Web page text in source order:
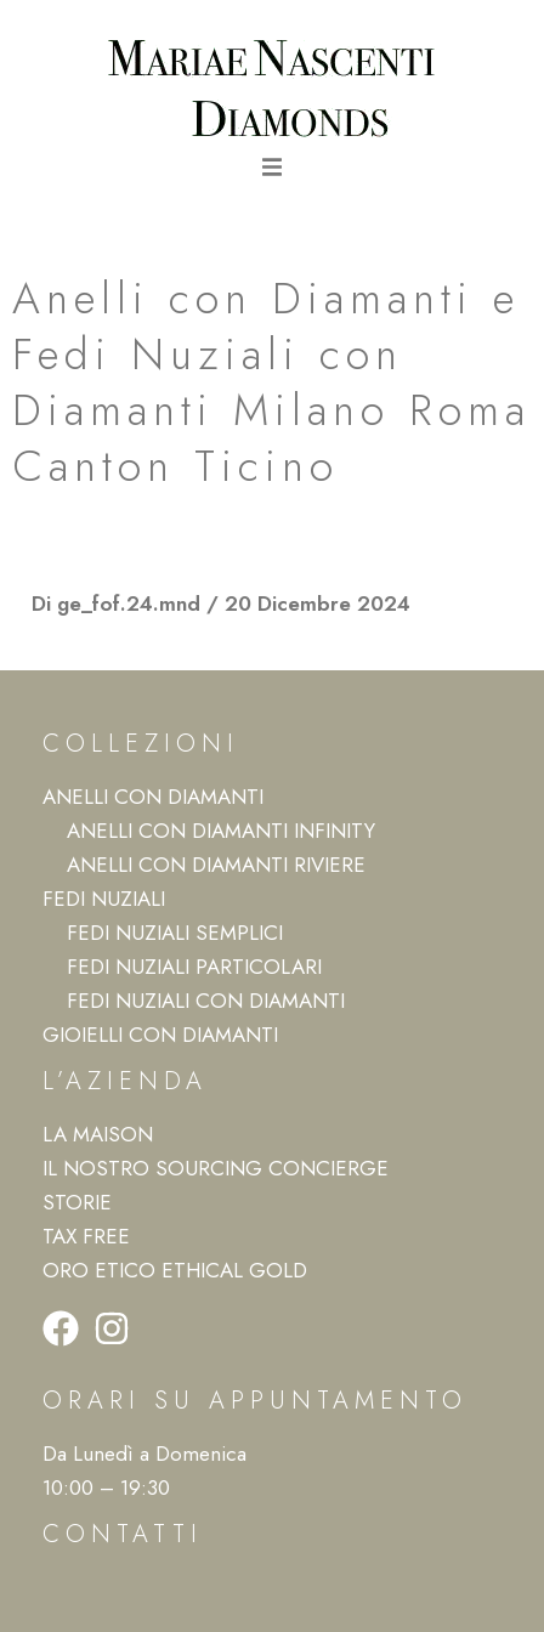
Anelli con Diamanti e
Fedi Nuziali con
Diamanti Milano Roma
Canton Ticino
Di ge_fof.24.mnd /20 Dicembre 2024
COLLEZIONI
ANELLI CON DIAMANTI
ANELLI CON DIAMANTI INFINITY
ANELLI CON DIAMANTI RIVIERE
FEDI NUZIALI
FEDI NUZIALI SEMPLICI
FEDI NUZIALI PARTICOLARI
FEDI NUZIALI CON DIAMANTI
GIOIELLI CON DIAMANTI
L’AZIENDA
LA MAISON
IL NOSTRO SOURCING CONCIERGE
STORIE
TAX FREE
ORO ETICO ETHICAL GOLD
ORARI SU APPUNTAMENTO
Da Lunedì a Domenica
10:00 – 19:30
CONTATTI